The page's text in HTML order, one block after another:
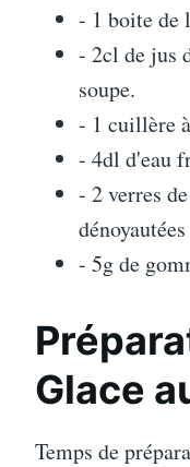
- 1 boite de
- 2cl de jus
soupe.
- 1 cuillère
- 4dl d'eau
- 2 verres
- 5g de
Glace
Temps de